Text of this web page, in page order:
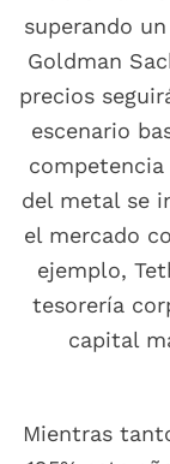
superando
Goldman
precios
escenario
del metal se
el mercado
ejemplo,
tesorería
capital
Mientras